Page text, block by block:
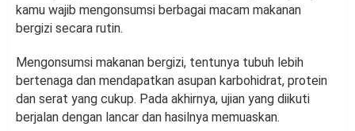
kamu wajib mengonsumsi berbagai macam makanan
bergizi secara rutin.
Mengonsumsi makanan bergizi, tentunya tubuh lebih
bertenaga dan mendapatkan asupan karbohidrat, protein
dan serat yang cukup. Pada akhirnya, ujian yang diikuti
berjalan dengan lancar dan hasilnya memuaskan.